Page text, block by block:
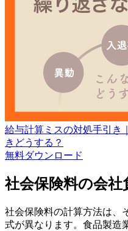
給与計算ミスの対処手引き
きどうする？
無料ダウンロード
社会保険料の会社
社会保険料の計算方法は、
式が異なります。食品製造